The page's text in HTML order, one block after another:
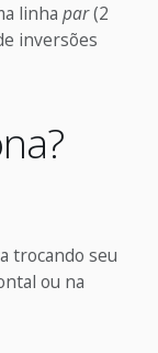
linhapar(2
inversões
trocando seu
ou na